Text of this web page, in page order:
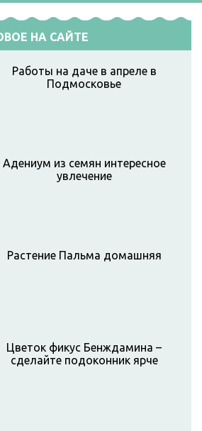
НА САЙТЕ
Работы на даче в апреле в
Подмосковье
Адениум из семян интересное
увлечение
Растение Пальма домашняя
Цветок фикус Бенждамина –
сделайте подоконник ярче